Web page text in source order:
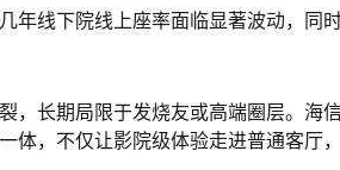
年线下院线上座率面临显著波动，
，长期局限于发烧友或高端圈层。
，不仅让影院级体验走进普通客厅